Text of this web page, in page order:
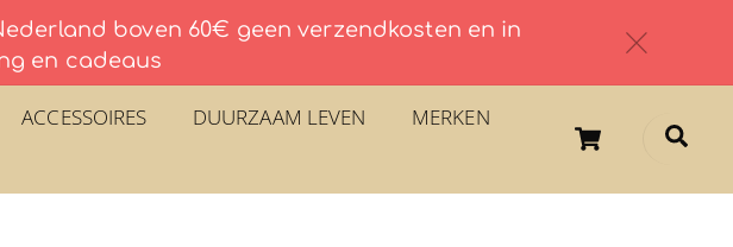
boven 60€ geen verzendkosten en in
en cadeaus
c
Cart
ACCESSOIRES DUURZAAM LEVEN MERKEN